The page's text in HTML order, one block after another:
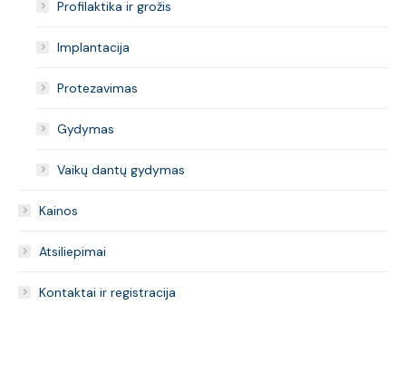
Profilaktika ir grožis
Implantacija
Protezavimas
Gydymas
Vaikų dantų gydymas
Kainos
Atsiliepimai
Kontaktai ir registracija